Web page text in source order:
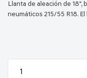
Llanta de aleación de 18",
neumáticos 215/55 R18.